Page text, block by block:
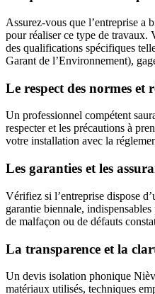
Assurez-vous que l’entreprise a
pour réaliser ce type de travaux.
des qualifications spécifiques
Garant de l’Environnement),
Le respect des normes et
Un professionnel compétent
respecter et les précautions à
votre installation avec la
Les garanties et les
Vérifiez si l’entreprise dispose
garantie biennale,
de malfaçon ou de défauts
La transparence et la
Un devis isolation phonique
matériaux utilisés, techniques